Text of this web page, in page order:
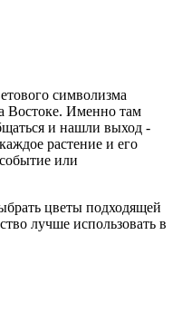
символизма
Востоке. Именно там
и нашли выход -
растение и его
или
цветы подходящей
лучше использовать в